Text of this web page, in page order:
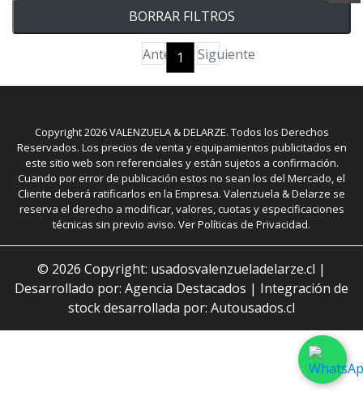
BORRAR FILTROS
Anterior
1 Siguiente
Copyright2026VALENZUELA & DELARZE. Todos los Derechos
Reservados. Los precios de venta y equipamientos publicitados en
este sitio web son referenciales y están sujetos a confirmación.
Cuando por error de publicación estos no sean los del Mercado, el
Cliente deberá ratificarlos en la Empresa. Valenzuela & Delarze se
reserva el derecho a modificar, valores, cuotas y especificaciones
técnicas sin previo aviso. Ver Políticas de Privacidad.
© 2026 Copyright: usadosvalenzueladelarze.cl |
Desarrollado por: Agencia Destacados | Integración de
stock desarrollada por: Autousados.cl